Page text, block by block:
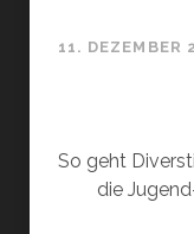
11. DEZEMBER
So geht
die